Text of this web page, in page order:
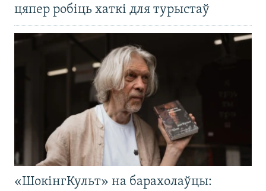
цяпер робіць хаткі для турыстаў
«ШокінгКульт» на барахолаўцы: